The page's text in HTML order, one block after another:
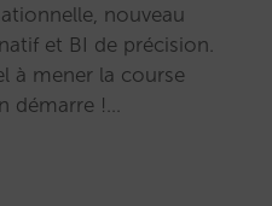
nouveau
et BI de précision.
à mener la course
démarre !…